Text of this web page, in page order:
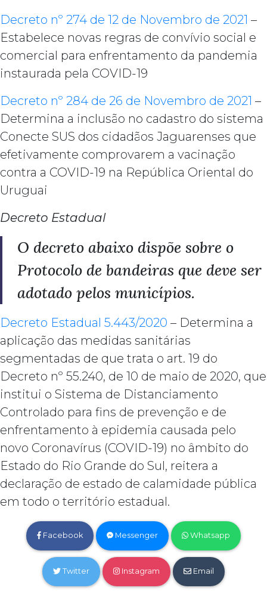
Decreto nº 274 de 12 de Novembro de 2021 –
Estabelece novas regras de convívio social e
comercial para enfrentamento da pandemia
instaurada pela COVID-19
Decreto nº 284 de 26 de Novembro de 2021 –
Determina a inclusão no cadastro do sistema
Conecte SUS dos cidadãos Jaguarenses que
efetivamente comprovarem a vacinação
contra a COVID-19 na República Oriental do
Uruguai
Decreto Estadual
O decreto abaixo dispõe sobre o
Protocolo de bandeiras que deve ser
adotado pelos municípios.
Decreto Estadual 5.443/2020 – Determina a
aplicação das medidas sanitárias
segmentadas de que trata o art. 19 do
Decreto nº 55.240, de 10 de maio de 2020, que
institui o Sistema de Distanciamento
Controlado para fins de prevenção e de
enfrentamento à epidemia causada pelo
novo Coronavírus (COVID-19) no âmbito do
Estado do Rio Grande do Sul, reitera a
declaração de estado de calamidade pública
em todo o território estadual.
Facebook Messenger Whatsapp
Twitter Instagram Email